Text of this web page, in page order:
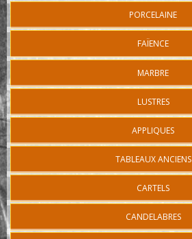
PORCELAINE
FAÏENCE
MARBRE
LUSTRES
APPLIQUES
TABLEAUX ANCIENS
CARTELS
CANDELABRES